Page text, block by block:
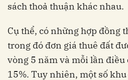
sách thoả thuận khác nhau.
Cụ thể, có những hợp đồng
trong đó đơn giá thuê đất
vòng 5 năm và mỗi lần
15%. Tuy nhiên, một số